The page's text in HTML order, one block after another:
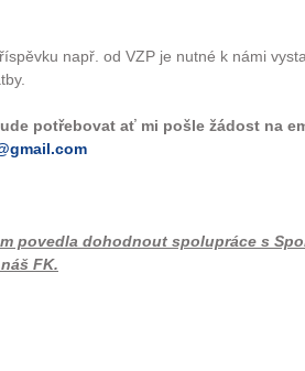
např. od VZP je nutné k námi
potřebovat ať mi pošle žádost na
povedla dohodnout spolupráce s
FK.